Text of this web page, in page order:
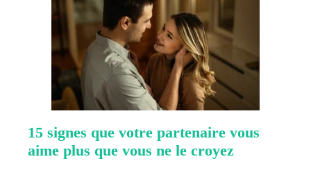
15 signes que votre partenaire vous
aime plus que vous ne le croyez